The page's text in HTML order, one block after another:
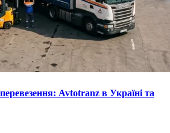
Avtotranz в Україні та